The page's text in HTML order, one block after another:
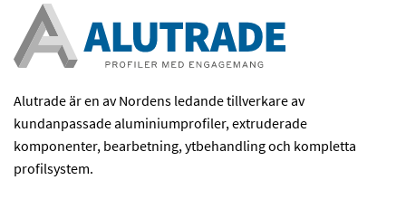
Alutrade är en av Nordens ledande tillverkare av
kundanpassade aluminiumprofiler, extruderade
komponenter, bearbetning, ytbehandling och kompletta
profilsystem.